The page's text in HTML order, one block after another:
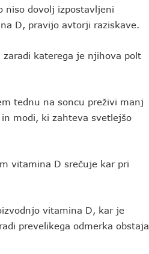
niso dovolj izpostavljeni
D, pravijo avtorji raziskave.
katerega je njihova polt
tednu na soncu preživi manj
modi, ki zahteva svetlejšo
vitamina D srečuje kar pri
vitamina D, kar je
prevelikega odmerka obstaja